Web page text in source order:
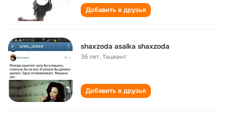
Добавить в друзья
shaxzoda asalka shaxzoda
36 лет,Ташкент
Добавить в друзья